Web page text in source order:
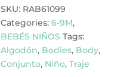
PANTALÓN
quantity
SKU: RAB61099
Categories:6-9M,
BEBÉS NIÑOS Tags:
Algodón, Bodies, Body,
Conjunto, Niño,Traje